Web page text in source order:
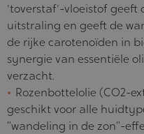
'toverstaf'-vloeistof geeft
uitstraling en geeft de
de rijke carotenoïden in
synergie van essentiële
verzacht.
Rozenbottelolie (CO2-
geschikt voor alle
“wandeling in de zon”-